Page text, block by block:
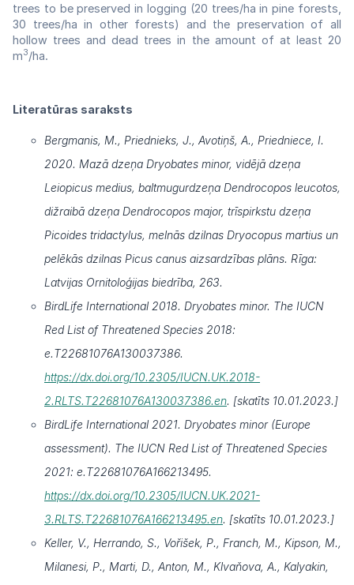
trees to be preserved in logging (20 trees/ha in pine forests,
30 trees/ha in other forests) and the preservation of all
hollow trees and dead trees in the amount of at least 20
m3/ha.
Literatūras saraksts
Bergmanis, M., Priednieks, J., Avotiņš, A., Priedniece, I.
2020. Mazā dzeņa Dryobates minor, vidējā dzeņa
Leiopicus medius, baltmugurdzeņa Dendrocopos leucotos,
dižraibā dzeņa Dendrocopos major, trīspirkstu dzeņa
Picoides tridactylus, melnās dzilnas Dryocopus martius un
pelēkās dzilnas Picus canus aizsardzības plāns. Rīga:
Latvijas Ornitoloģijas biedrība, 263.
BirdLife International 2018. Dryobates minor. The IUCN
Red List of Threatened Species 2018:
e.T22681076A130037386.
https://dx.doi.org/10.2305/IUCN.UK.2018-
2.RLTS.T22681076A130037386.en. [skatīts 10.01.2023.]
BirdLife International 2021. Dryobates minor (Europe
assessment). The IUCN Red List of Threatened Species
2021: e.T22681076A166213495.
https://dx.doi.org/10.2305/IUCN.UK.2021-
3.RLTS.T22681076A166213495.en. [skatīts 10.01.2023.]
Keller, V., Herrando, S., Vořišek, P., Franch, M., Kipson, M.,
Milanesi, P., Marti, D., Anton, M., Klvaňova, A., Kalyakin,